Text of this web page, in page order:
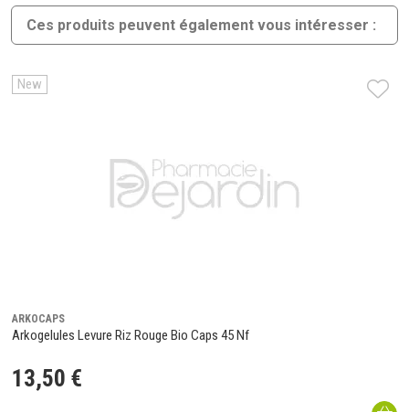
Ces produits peuvent également vous intéresser :
New
ARKOCAPS
Arkogelules Levure Riz Rouge Bio Caps 45 Nf
13,50 €